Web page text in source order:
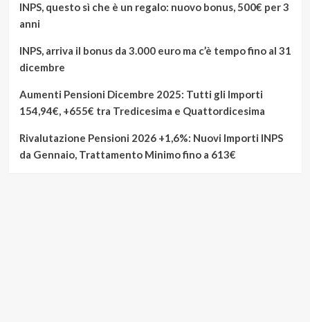
INPS, questo sì che è un regalo: nuovo bonus, 500€ per 3
anni
INPS, arriva il bonus da 3.000 euro ma c’è tempo fino al 31
dicembre
Aumenti Pensioni Dicembre 2025: Tutti gli Importi
154,94€, +655€ tra Tredicesima e Quattordicesima
Rivalutazione Pensioni 2026 +1,6%: Nuovi Importi INPS
da Gennaio, Trattamento Minimo fino a 613€